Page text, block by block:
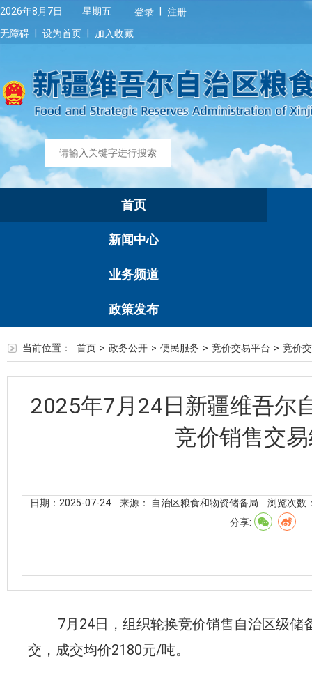
2026年8月7日 星期五 登录
注册
无障碍
设为首页 加入收藏
首页
新闻中心
业务频道
政策发布
当前位置： 首页 > 政务公开 > 便民服务 > 竞价交易平台 > 竞价
2025年7月24日新疆维吾尔
竞价销售交
日期：2025-07-24 来源： 自治区粮食和物资储备局
浏览次数
分享:
7月 24日，组织轮换竞价销售自治区级储
交，成交均价2180元/吨。